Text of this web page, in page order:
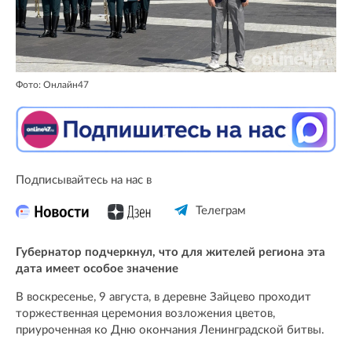
Фото: Онлайн47
Подписывайтесь на нас в
Телеграм
Губернатор подчеркнул, что для жителей региона эта
дата имеет особое значение
В воскресенье, 9 августа, в деревне Зайцево проходит
торжественная церемония возложения цветов,
приуроченная ко Дню окончания Ленинградской битвы.